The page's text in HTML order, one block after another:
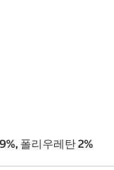
폴리우레탄 2%